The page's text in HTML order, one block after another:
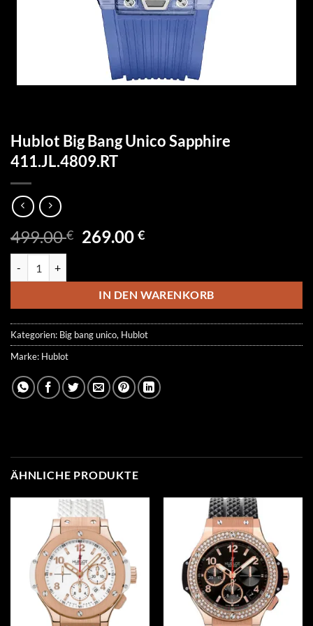
Hublot Big Bang Unico Sapphire
411.JL.4809.RT
499.00€ Ursprünglicher
499.00 €
269.00€Aktueller
269.00 €.
IN DEN WARENKORB
Kategorien: Big bang unico, Hublot
Marke: Hublot
ÄHNLICHE PRODUKTE